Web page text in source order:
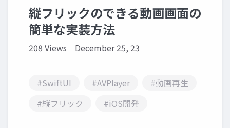
縦フリックのできる動画画面の
簡単な実装方法
208 Views December 25, 23
#SwiftUI #AVPlayer
#動画再生
#縦フリック
#iOS開発